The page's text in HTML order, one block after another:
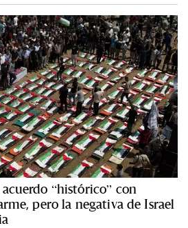
“histórico” con
pero la negativa de Israel